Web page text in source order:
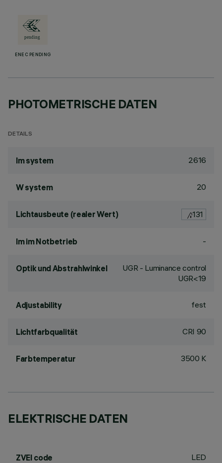
ENEC PENDING
PHOTOMETRISCHE DATEN
DETAILS
lm system 2616
W system 20
Lichtausbeute (realer Wert) 131
lm im Notbetrieb -
Optik und Abstrahlwinkel
UGR - Luminance control
UGR<19
Adjustability fest
Lichtfarbqualität CRI 90
Farbtemperatur 3500 K
ELEKTRISCHE DATEN
ZVEI code LED